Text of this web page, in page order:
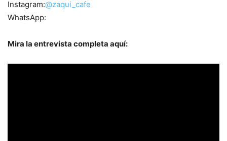
Instagram:@zaqui_cafe
WhatsApp:
Mira la entrevista completa aquí: